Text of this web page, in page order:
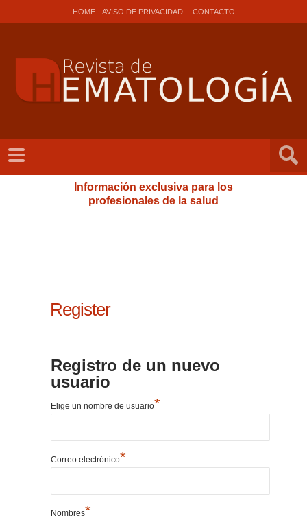
HOME AVISO DE PRIVACIDAD CONTACTO
Información exclusiva para los
profesionales de la salud
Register
Registro de un nuevo
usuario
Elige un nombre de usuario*
Correo electrónico*
Nombres*